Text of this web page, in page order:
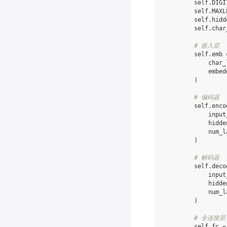
self.
self.
self.
self.
# 嵌入层
self.emb
)
# 编码器
self.
)
# 解码器
self.
)
# 全连接层